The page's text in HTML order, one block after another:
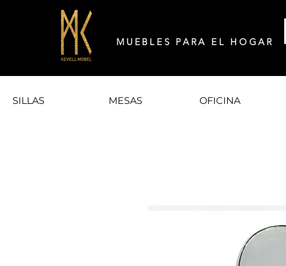
MUEBLES PARA EL HOGAR
SILLAS MESAS OFICINA